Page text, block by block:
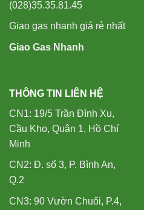
(028)35.35.81.45
Giao gas nhanh giá rẻ nhất
Giao Gas Nhanh
THÔNG TIN LIÊN HỆ
CN1: 19/5 Trần Đình Xu,
Cầu Kho, Quận 1, Hồ Chí
Minh
CN2: Đ. số 3, P. Bình An,
Q.2
CN3: 90 Vườn Chuối, P.4,